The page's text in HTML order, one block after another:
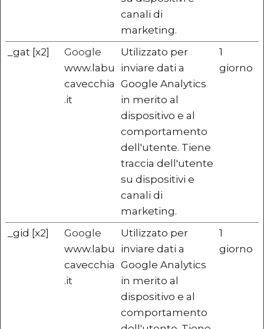
canali di
marketing.
_gat [x2]
Google
www.labu
cavecchia
.it
Utilizzato per
inviare dati a
Google Analytics
in merito al
dispositivo e al
comportamento
dell'utente. Tiene
traccia dell'utente
su dispositivi e
canali di
marketing.
1
giorno
_gid [x2]
Google
www.labu
cavecchia
.it
Utilizzato per
inviare dati a
Google Analytics
in merito al
dispositivo e al
comportamento
1
giorno